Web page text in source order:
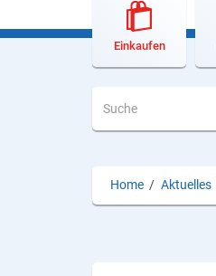
Einkaufen
Home / Aktuelles
Neuburg App
Aktuelles
Veranstaltungen